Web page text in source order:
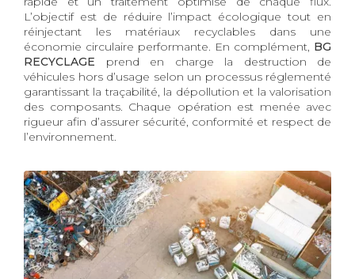
L’objectif est de réduire l’impact écologique tout en
réinjectant les matériaux recyclables dans une
économie circulaire performante. En complément, BG
RECYCLAGE prend en charge la destruction de
véhicules hors d’usage selon un processus réglementé
garantissant la traçabilité, la dépollution et la valorisation
des composants. Chaque opération est menée avec
rigueur afin d’assurer sécurité, conformité et respect de
l’environnement.